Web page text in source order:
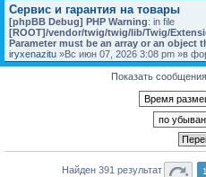
Сервис и гарантия на товары
[phpBB Debug] PHP Warning: in file
[ROOT]/vendor/twig/twig/lib/Twig/
Parameter must be an array or an object
iryxenazitu »Вс июн 07, 2026 3:08 pm »в
Показать
Найден 391 результат 1